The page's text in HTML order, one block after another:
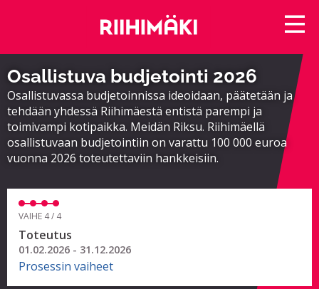
Osallistuva budjetointi 2026
Osallistuvassa budjetoinnissa ideoidaan, päätetään ja
tehdään yhdessä Riihimäestä entistä parempi ja
toimivampi kotipaikka. Meidän Riksu. Riihimäellä
osallistuvaan budjetointiin on varattu 100 000 euroa
vuonna 2026 toteutettaviin hankkeisiin.
VAIHE 4 / 4
Toteutus
01.02.2026 - 31.12.2026
Prosessin vaiheet